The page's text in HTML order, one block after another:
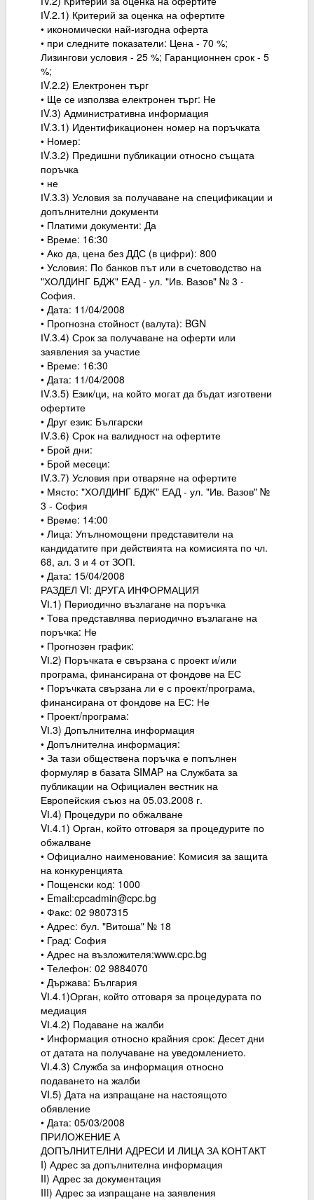
ІV.2.1) Критерий за оценка на офертите
• икономически най-изгодна оферта
• при следните показатели: Цена - 70 %;
Лизингови условия - 25 %; Гаранционнен срок - 5
%;
ІV.2.2) Електронен търг
• Ще се използва електронен търг: Не
ІV.3) Административна информация
ІV.3.1) Идентификационен номер на поръчката
• Номер:
ІV.3.2) Предишни публикации относно същата
поръчка
• не
ІV.3.3) Условия за получаване на спецификации и
допълнителни документи
• Платими документи: Да
• Време: 16:30
• Ако да, цена без ДДС (в цифри): 800
• Условия: По банков път или в счетоводство на
"ХОЛДИНГ БДЖ" ЕАД - ул. "Ив. Вазов" № 3 -
София.
• Дата: 11/04/2008
• Прогнозна стойност (валута): BGN
ІV.3.4) Срок за получаване на оферти или
заявления за участие
• Време: 16:30
• Дата: 11/04/2008
ІV.3.5) Език/ци, на който могат да бъдат изготвени
офертите
• Друг език: Български
ІV.3.6) Срок на валидност на офертите
• Брой дни:
• Брой месеци:
ІV.3.7) Условия при отваряне на офертите
• Място: "ХОЛДИНГ БДЖ" ЕАД - ул. "Ив. Вазов" №
3 - София
• Време: 14:00
• Лица: Упълномощени представители на
кандидатите при действията на комисията по чл.
68, ал. 3 и 4 от ЗОП.
• Дата: 15/04/2008
РАЗДЕЛ VI: ДРУГА ИНФОРМАЦИЯ
VІ.1) Периодично възлагане на поръчка
• Това представлява периодично възлагане на
поръчка: Не
• Прогнозен график:
VІ.2) Поръчката е свързана с проект и/или
програма, финансирана от фондове на ЕС
• Поръчката свързана ли е с проект/програма,
финансирана от фондове на ЕС: Не
• Проект/програма:
VІ.3) Допълнителна информация
• Допълнителна информация:
• За тази обществена поръчка е попълнен
формуляр в базата SIMAP на Службата за
публикации на Официален вестник на
Европейския съюз на 05.03.2008 г.
VІ.4) Процедури по обжалване
VІ.4.1) Орган, който отговаря за процедурите по
обжалване
• Официално наименование: Комисия за защита
на конкуренцията
• Пощенски код: 1000
• Email:cpcadmin@cpc.bg
• Факс: 02 9807315
• Адрес: бул. "Витоша" № 18
• Град: София
• Адрес на възложителя:www.cpc.bg
• Телефон: 02 9884070
• Държава: България
VІ.4.1)Орган, който отговаря за процедурата по
медиация
VІ.4.2) Подаване на жалби
• Информация относно крайния срок: Десет дни
от датата на получаване на уведомлението.
VІ.4.3) Служба за информация относно
подаването на жалби
VI.5) Дата на изпращане на настоящото
обявление
• Дата: 05/03/2008
ПРИЛОЖЕНИЕ А
ДОПЪЛНИТЕЛНИ АДРЕСИ И ЛИЦА ЗА КОНТАКТ
I) Адрес за допълнителна информация
II) Адрес за документация
III) Адрес за изпращане на заявления